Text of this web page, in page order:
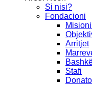
Si nisi?
Fondacioni
Arritjet
Stafi